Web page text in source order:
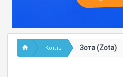
Котлы Зота (Zota)